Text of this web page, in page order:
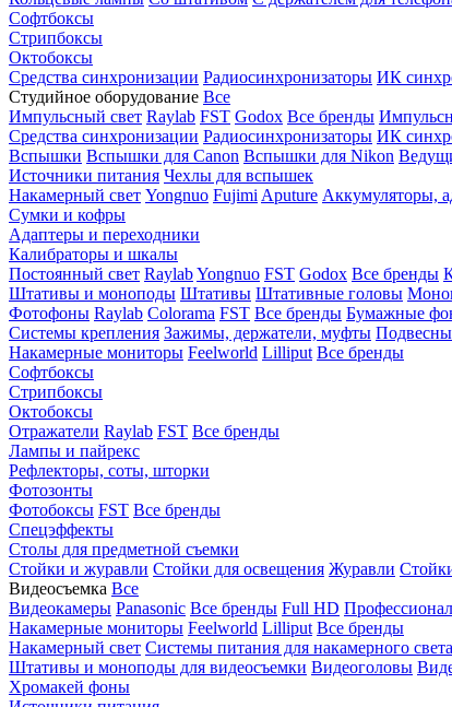
Софтбоксы
Стрипбоксы
Октобоксы
Средства синхронизации Радиосинхронизаторы ИК
Студийное оборудование Все
Импульсный свет Raylab FST Godox Все бренды
Средства синхронизации Радиосинхронизаторы ИК
Вспышки Вспышки для Canon Вспышки для Nikon
Источники питания Чехлы для вспышек
Накамерный свет Yongnuo Fujimi Aputure Аккумуляторы,
Сумки и кофры
Адаптеры и переходники
Калибраторы и шкалы
Постоянный свет RaylabYongnuo FST Godox Все бренды
Штативы и моноподы Штативы Штативные головы
Фотофоны Raylab Colorama FST Все бренды Бумажные
Системы крепления Зажимы, держатели, муфты
Накамерные мониторы Feelworld Lilliput Все бренды
Софтбоксы
Стрипбоксы
Октобоксы
Отражатели Raylab FST Все бренды
Лампы и пайрекс
Рефлекторы, соты, шторки
Фотозонты
Фотобоксы FST Все бренды
Спецэффекты
Столы для предметной съемки
Стойки и журавли Стойки для освещения Журавли
Видеосъемка Все
Видеокамеры Panasonic Все бренды Full HD
Накамерные мониторы Feelworld Lilliput Все бренды
Накамерный свет Системы питания для накамерного света
Штативы и моноподы для видеосъемки Видеоголовы
Хромакей фоны